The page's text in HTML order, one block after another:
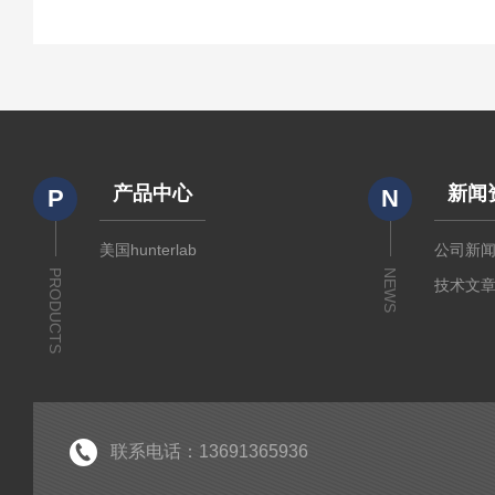
P
PRODUCTS
产品中心
美国hunterlab
N
NEWS
新闻
公司新
技术文
联系电话：13691365936